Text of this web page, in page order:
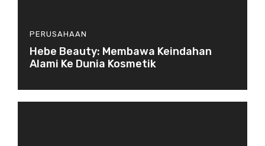
PERUSAHAAN
Hebe Beauty: Membawa Keindahan
Alami Ke Dunia Kosmetik